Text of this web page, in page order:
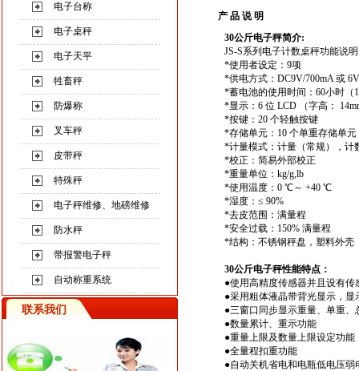
电子台称
电子桌秤
电子天平
牲畜秤
防爆称
叉车秤
皮带秤
特殊秤
电子秤维修、地磅维修
防水秤
带报警电子秤
自动称重系统
联系我们
产 品 说 明
30公斤电子秤简介:
JS-S系列电子计数桌秤功能说
*使用者设定：9项
*供电方式：DC9V/700mA 或
*蓄电池的使用时间：60小时（
*显示：6 位 LCD （字高：
*按键：20 个轻触按键
*存储单元：10 个单重存
*计量模式：计量（常规），计
*校正：简易外部校正
*重量单位：kg/g,lb
*使用温度：0 ℃～ +40 ℃
*湿度：≤ 90%
*去皮范围：满量程
*安全过载：150% 满量程
*结构：不锈钢秤盘，塑料外壳
30公斤电子秤性能特点：
●使用高精度传感器并且设有传
●采用粗体液晶带背光显示，显
●三窗口同步显示重量、单重、
●数量累计、重示功能
●重量上限及数量上限设定功能
●全量程扣重功能
●自动关机省电和电瓶低电压弱